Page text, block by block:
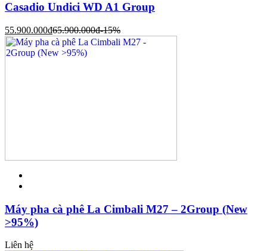
Casadio Undici WD A1 Group
55.900.000đ65.900.000đ-15%
Máy pha cà phê La Cimbali M27 – 2Group (New
>95%)
Liên hệ